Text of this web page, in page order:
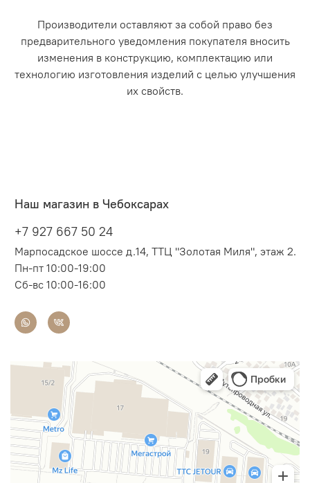
Производители оставляют за собой право без
предварительного уведомления покупателя вносить
изменения в конструкцию, комплектацию или
технологию изготовления изделий с целью улучшения
их свойств.
Наш магазин в Чебоксарах
+7 927 667 50 24
Марпосадское шоссе д.14, ТТЦ "Золотая Миля", этаж 2.
Пн-пт 10:00-19:00
Сб-вс 10:00-16:00